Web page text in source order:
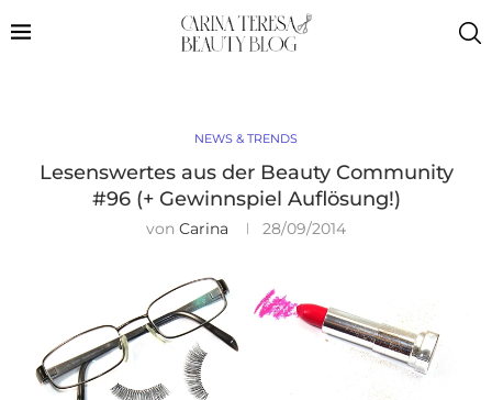
NEWS & TRENDS
Lesenswertes aus der Beauty Community
#96 (+ Gewinnspiel Auflösung!)
von Carina 28/09/2014